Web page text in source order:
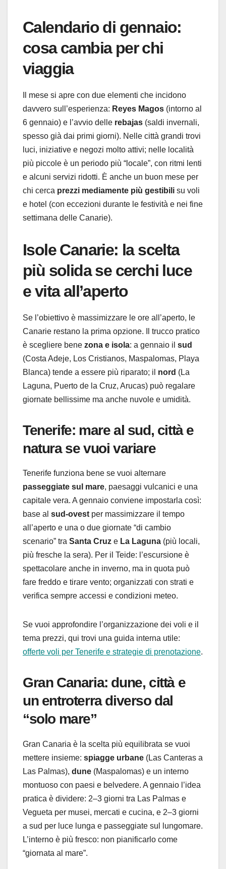
Calendario di gennaio:
cosa cambia per chi
viaggia
Il mese si apre con due elementi che incidono
davvero sull’esperienza: Reyes Magos (intorno al
6 gennaio) e l’avvio delle rebajas (saldi invernali,
spesso già dai primi giorni). Nelle città grandi trovi
luci, iniziative e negozi molto attivi; nelle località
più piccole è un periodo più “locale”, con ritmi lenti
e alcuni servizi ridotti. È anche un buon mese per
chi cerca prezzi mediamente più gestibili su voli
e hotel (con eccezioni durante le festività e nei fine
settimana delle Canarie).
Isole Canarie: la scelta
più solida se cerchi luce
e vita all’aperto
Se l’obiettivo è massimizzare le ore all’aperto, le
Canarie restano la prima opzione. Il trucco pratico
è scegliere bene zona e isola: a gennaio il sud
(Costa Adeje, Los Cristianos, Maspalomas, Playa
Blanca) tende a essere più riparato; il nord (La
Laguna, Puerto de la Cruz, Arucas) può regalare
giornate bellissime ma anche nuvole e umidità.
Tenerife: mare al sud, città e
natura se vuoi variare
Tenerife funziona bene se vuoi alternare
passeggiate sul mare, paesaggi vulcanici e una
capitale vera. A gennaio conviene impostarla così:
base al sud-ovestper massimizzare il tempo
all’aperto e una o due giornate “di cambio
scenario” tra Santa Cruz e La Laguna (più locali,
più fresche la sera). Per il Teide: l’escursione è
spettacolare anche in inverno, ma in quota può
fare freddo e tirare vento; organizzati con strati e
verifica sempre accessi e condizioni meteo.
Se vuoi approfondire l’organizzazione dei voli e il
tema prezzi, qui trovi una guida interna utile:
offerte voli per Tenerife e strategie di prenotazione.
Gran Canaria: dune, città e
un entroterra diverso dal
“solo mare”
Gran Canaria è la scelta più equilibrata se vuoi
mettere insieme: spiagge urbane (Las Canteras a
Las Palmas), dune (Maspalomas) e un interno
montuoso con paesi e belvedere. A gennaio l’idea
pratica è dividere: 2–3 giorni tra Las Palmas e
Vegueta per musei, mercati e cucina, e 2–3 giorni
a sud per luce lunga e passeggiate sul lungomare.
L’interno è più fresco: non pianificarlo come
“giornata al mare”.